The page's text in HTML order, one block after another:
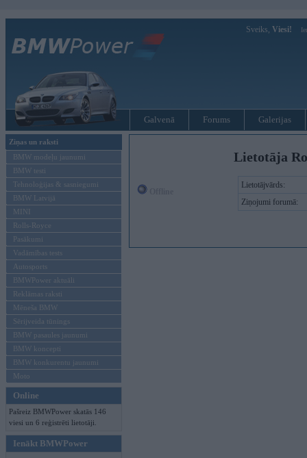
Sveiks, Viesi!
Galvenā Forums Galerijas
Ziņas un raksti
BMW modeļu jaunumi
BMW testi
Tehnoloģijas & sasniegumi
BMW Latvijā
MINI
Rolls-Royce
Pasākumi
Vadāmības tests
Autosports
BMWPower aktuāli
Reklāmas raksti
Mēneša BMW
Sērijveida tūnings
BMW pasaules jaunumi
BMW koncepti
BMW konkurentu jaunumi
Moto
Online
Pašreiz BMWPower skatās 146
viesi un 6 reģistrēti lietotāji.
Ienākt BMWPower
Lietotāja
Lietotājvārds:
Ziņojumi forumā: